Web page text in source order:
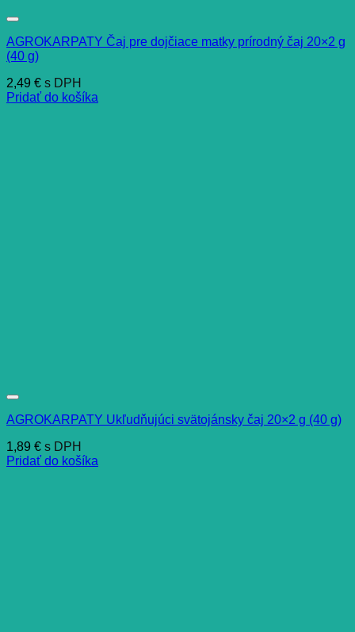
AGROKARPATY Čaj pre dojčiace matky prírodný čaj 20×2 g
(40 g)
2,49 € s DPH
Pridať do košíka
AGROKARPATY Ukľudňujúci svätojánsky čaj 20×2 g (40 g)
1,89 € s DPH
Pridať do košíka